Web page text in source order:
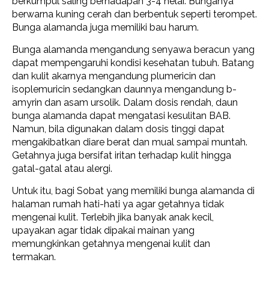
berwarna kuning cerah dan berbentuk seperti terompet.
Bunga alamanda juga memiliki bau harum.
Bunga alamanda mengandung senyawa beracun yang
dapat mempengaruhi kondisi kesehatan tubuh. Batang
dan kulit akarnya mengandung plumericin dan
isoplemuricin sedangkan daunnya mengandung b-
amyrin dan asam ursolik. Dalam dosis rendah, daun
bunga alamanda dapat mengatasi kesulitan BAB.
Namun, bila digunakan dalam dosis tinggi dapat
mengakibatkan diare berat dan mual sampai muntah.
Getahnya juga bersifat iritan terhadap kulit hingga
gatal-gatal atau alergi.
Untuk itu, bagi Sobat yang memiliki bunga alamanda di
halaman rumah hati-hati ya agar getahnya tidak
mengenai kulit. Terlebih jika banyak anak kecil,
upayakan agar tidak dipakai mainan yang
memungkinkan getahnya mengenai kulit dan
termakan.